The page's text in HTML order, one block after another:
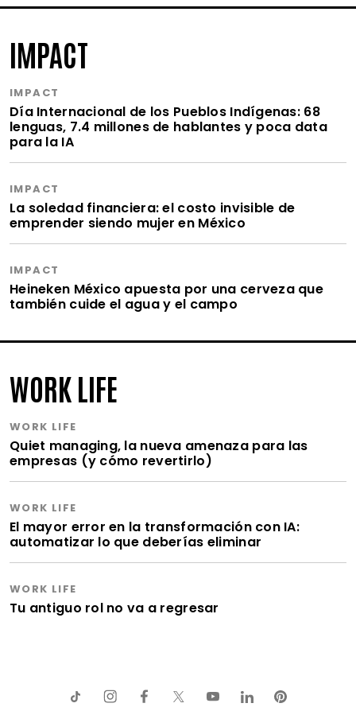
IMPACT
IMPACT
Día Internacional de los Pueblos Indígenas: 68
lenguas, 7.4 millones de hablantes y poca data
para la IA
IMPACT
La soledad financiera: el costo invisible de
emprender siendo mujer en México
IMPACT
Heineken México apuesta por una cerveza que
también cuide el agua y el campo
WORK LIFE
WORK LIFE
Quiet managing, la nueva amenaza para las
empresas (y cómo revertirlo)
WORK LIFE
El mayor error en la transformación con IA:
automatizar lo que deberías eliminar
WORK LIFE
Tu antiguo rol no va a regresar